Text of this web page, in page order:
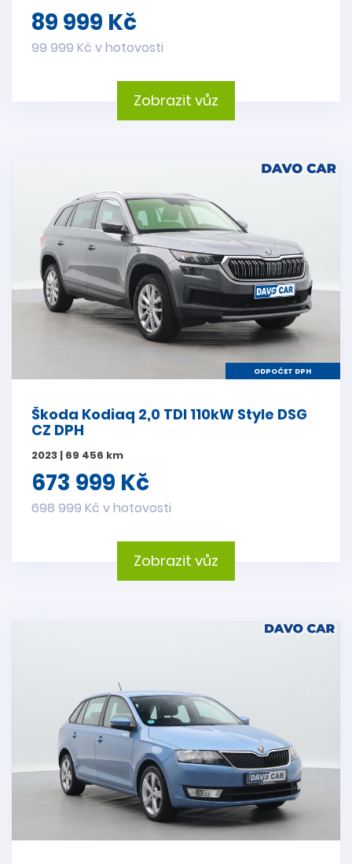
89 999 Kč
99 999 Kč v hotovosti
Zobrazit vůz
ODPOČET DPH
Škoda Kodiaq 2,0 TDI 110kW Style DSG
CZ DPH
2023 | 69 456 km
673 999 Kč
698 999 Kč v hotovosti
Zobrazit vůz